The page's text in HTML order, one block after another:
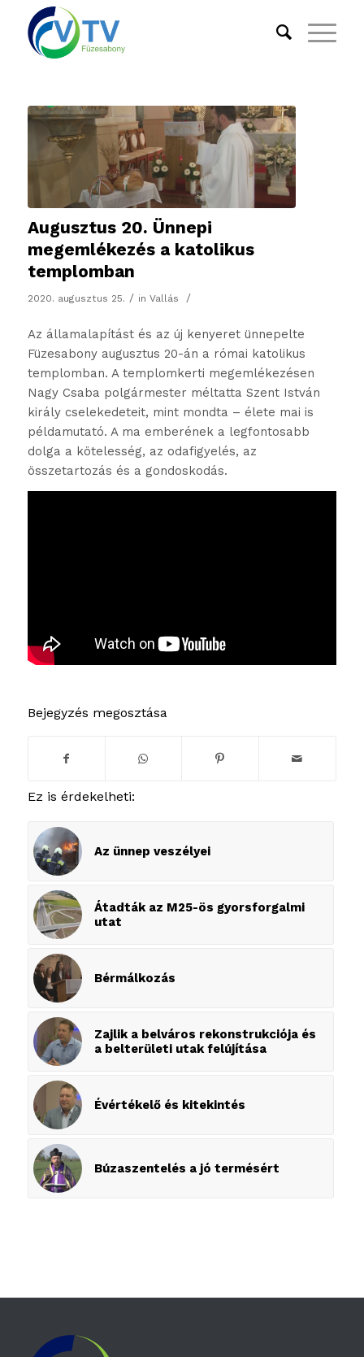
Augusztus 20. Ünnepi
megemlékezés a katolikus
templomban
2020. augusztus 25. / in Vallás /
Az államalapítást és az új kenyeret ünnepelte
Füzesabony augusztus 20-án a római katolikus
templomban. A templomkerti megemlékezésen
Nagy Csaba polgármester méltatta Szent István
király cselekedeteit, mint mondta – élete mai is
példamutató. A ma emberének a legfontosabb
dolga a kötelesség, az odafigyelés, az
összetartozás és a gondoskodás.
Bejegyzés megosztása
Ez is érdekelheti:
Az ünnep veszélyei
Átadták az M25-ös gyorsforgalmi
utat
Bérmálkozás
Zajlik a belváros rekonstrukciója és
a belterületi utak felújítása
Évértékelő és kitekintés
Búzaszentelés a jó termésért